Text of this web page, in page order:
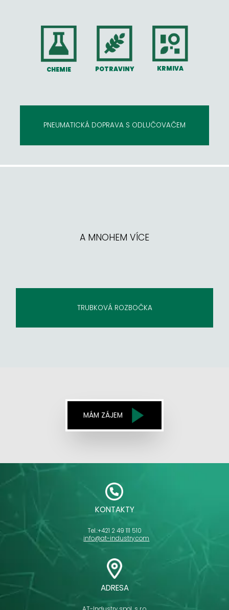
CHEMIE POTRAVINY KRMIVA
PNEUMATICKÁ DOPRAVA S ODLUČOVAČEM
A MNOHEM VÍCE
PŘEPADOVÝ PODAVAČ
MÁM ZÁJEM
KONTAKTY
Tel.:+421 2 49 111 510
info@at-industry.com
ADRESA